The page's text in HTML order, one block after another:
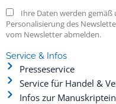
Ihre Daten werden
Personalisierung des
vom Newsletter abmelden.
Service & Infos
Presseservice
Service für Handel &
Infos zur